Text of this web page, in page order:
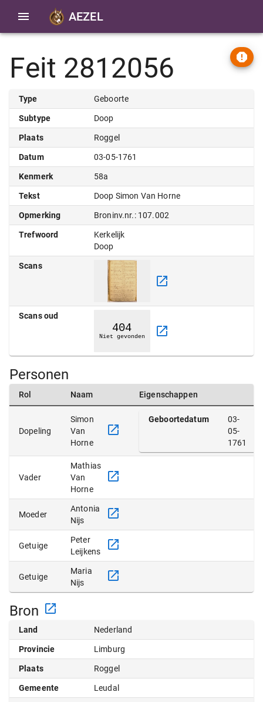
AEZEL
Feit 2812056
Type Geboorte
Subtype Doop
Plaats Roggel
Datum 03-05-1761
Kenmerk 58a
Tekst Doop Simon Van Horne
Opmerking Broninv.nr.: 107.002
Trefwoord
Kerkelijk
Doop
Scans
Scans oud
Personen
Rol Naam Eigenschappen
Dopeling
Simon
Van
Horne
Geboortedatum
03-
05-
1761
Vader
Mathias
Van
Horne
Moeder
Antonia
Nijs
Getuige
Peter
Leijkens
Getuige
Maria
Nijs
Bron
Land Nederland
Provincie Limburg
Plaats Roggel
Gemeente Leudal